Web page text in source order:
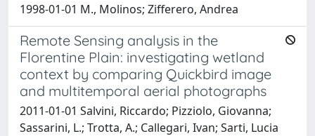
1998-01-01 M., Molinos; Zifferero, Andrea
Remote Sensing analysis in the
Florentine Plain: investigating wetland
context by comparing Quickbird image
and multitemporal aerial photographs
2011-01-01 Salvini, Riccardo; Pizziolo, Giovanna;
Sassarini, L.; Trotta, A.; Callegari, Ivan; Sarti, Lucia